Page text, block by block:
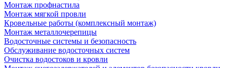
Монтаж профнастила
Монтаж мягкой провли
Кровельные работы (комплексный монтаж)
Монтаж металлочерепицы
Водосточные системы и безопасность
Обслуживание водосточных систем
Очистка водостоков и кровли